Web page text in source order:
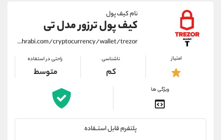
نام کیف پول
کیف پول ترزور مدل تی
https://alirezamehrabi.com/cryptocurrency/wallet/trezor
امتیاز ناشناسی
کم
راحتی در استفاده
متوسط
ویژگی ها
پلتفرم قابل استــفاده